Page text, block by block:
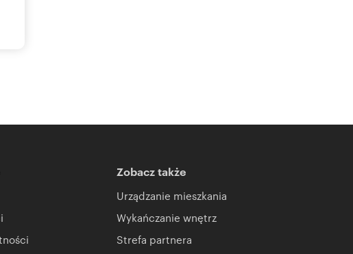
Zobacz także
Urządzanie mieszkania
Wykańczanie wnętrz
Strefa partnera